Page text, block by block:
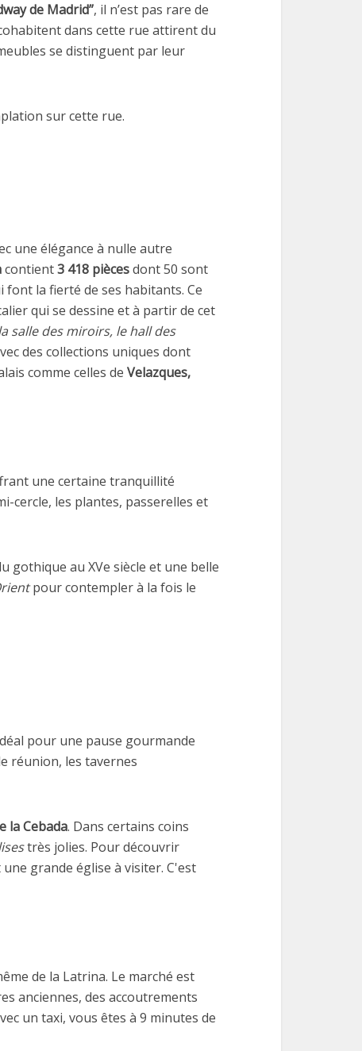
de Madrid”, il n’est pas rare de
dans cette rue attirent du
se distinguent par leur
sur cette rue.
une élégance à nulle autre
contient3 418 piècesdont 50 sont
font la fierté de ses habitants. Ce
qui se dessine et à partir de cet
salle des miroirs, le hall des
des collections uniques dont
comme celles de Velazques,
une certaine tranquillité
cercle, les plantes, passerelles et
gothique au XVe siècle et une belle
pour contempler à la fois le
pour une pause gourmande
réunion, les tavernes
la Cebada. Dans certains coins
très jolies. Pour découvrir
une grande église à visiter. C'est
de la Latrina. Le marché est
anciennes, des accoutrements
un taxi, vous êtes à 9 minutes de